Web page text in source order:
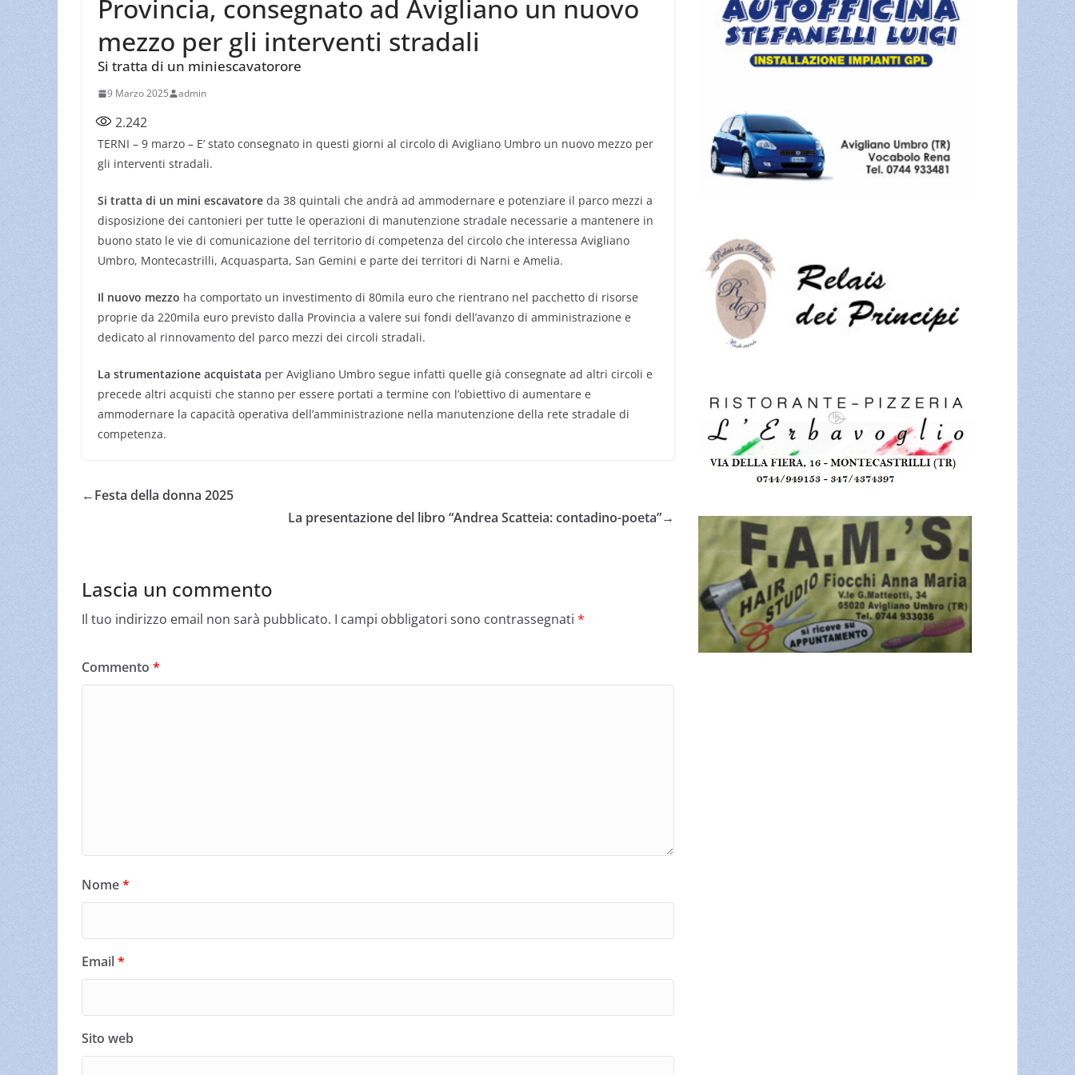
Provincia, consegnato ad Avigliano un nuovo
mezzo per gli interventi stradali
Si tratta di un miniescavatorore
9 Marzo 2025 admin
2.242
TERNI – 9 marzo – E’ stato consegnato in questi giorni al circolo di Avigliano Umbro un nuovo mezzo per
gli interventi stradali.
Si tratta di un mini escavatore da 38 quintali che andrà ad ammodernare e potenziare il parco mezzi a
disposizione dei cantonieri per tutte le operazioni di manutenzione stradale necessarie a mantenere in
buono stato le vie di comunicazione del territorio di competenza del circolo che interessa Avigliano
Umbro, Montecastrilli, Acquasparta, San Gemini e parte dei territori di Narni e Amelia.
Il nuovo mezzo ha comportato un investimento di 80mila euro che rientrano nel pacchetto di risorse
proprie da 220mila euro previsto dalla Provincia a valere sui fondi dell’avanzo di amministrazione e
dedicato al rinnovamento del parco mezzi dei circoli stradali.
La strumentazione acquistata per Avigliano Umbro segue infatti quelle già consegnate ad altri circoli e
precede altri acquisti che stanno per essere portati a termine con l’obiettivo di aumentare e
ammodernare la capacità operativa dell’amministrazione nella manutenzione della rete stradale di
competenza.
←Festa della donna 2025
La presentazione del libro “Andrea Scatteia: contadino-poeta”→
Lascia un commento
Il tuo indirizzo email non sarà pubblicato. I campi obbligatori sono contrassegnati *
Commento *
Nome*
Email*
Sito web